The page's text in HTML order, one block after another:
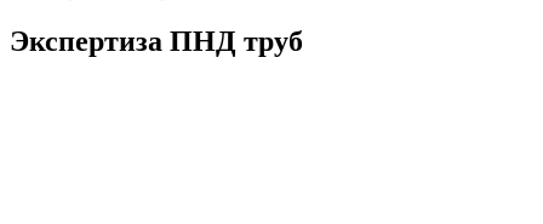
Экспертиза ПНД труб